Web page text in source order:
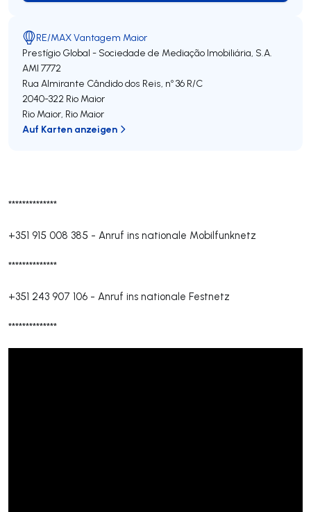
**************
+351 915 008 385 - Anruf ins nationale Mobilfunknetz
**************
+351 243 907 106 - Anruf ins nationale Festnetz
**************
RE/MAX Vantagem Maior
Prestígio Global - Sociedade de Mediação Imobiliária, S.A.
AMI 7772
Rua Almirante Cândido dos Reis, nº 36 R/C
2040-322 Rio Maior
Rio Maior, Rio Maior
Auf Karten anzeigen